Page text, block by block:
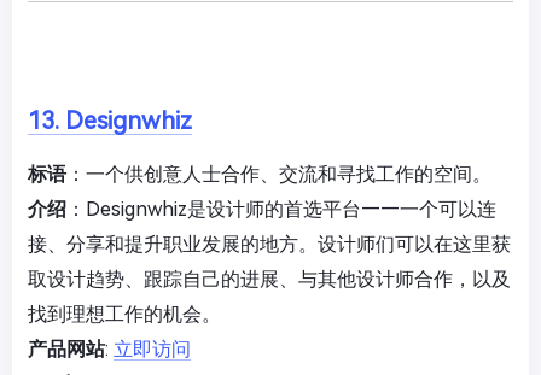
13. Designwhiz
标语：一个供创意人士合作、交流和寻找工作的空间。
介绍 ：Designwhiz是设计师的首选平台——一个可以连
接、分享和提升职业发展的地方。设计师们可以在这里获
取设计趋势、跟踪自己的进展、与其他设计师合作，以及
找到理想工作的机会。
产品网站: 立即访问